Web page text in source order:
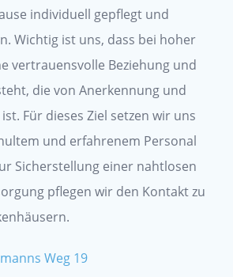
individuell gepflegt und
Wichtig ist uns, dass bei hoher
vertrauensvolle Beziehung und
die von Anerkennung und
Für dieses Ziel setzen wir uns
und erfahrenem Personal
Sicherstellung einer nahtlosen
pflegen wir den Kontakt zu
Weg 19